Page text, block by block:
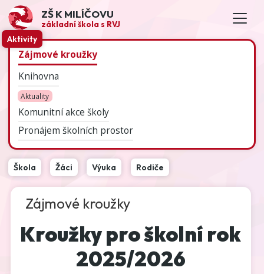
ZŠ K MILÍČOVU
základní škola s RVJ
Aktivity
Zájmové kroužky
Knihovna
Aktuality
Komunitní akce školy
Pronájem školních prostor
Škola Žáci Výuka Rodiče
Zájmové kroužky
Kroužky pro školní rok
2025/2026